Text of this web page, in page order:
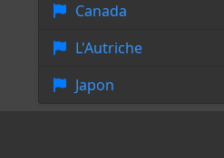
Canada
L'Autriche
Japon